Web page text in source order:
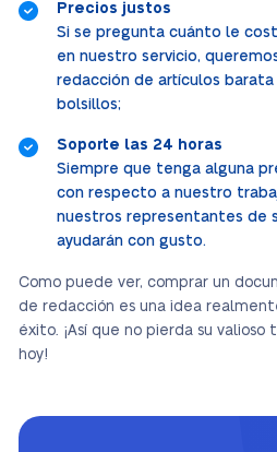
Precios justos
Si se pregunta cuánto le
en nuestro servicio,
redacción de artículos
bolsillos;
Soporte las 24 horas
Siempre que tenga alguna
con respecto a nuestro
nuestros representantes de
ayudarán con gusto.
Como puede ver, comprar un
de redacción es una idea
éxito. ¡Así que no pierda su
hoy!